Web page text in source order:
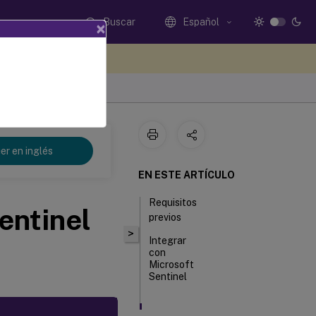
Buscar Español
en inglés
>
EN ESTE ARTÍCULO
Requisitos
previos
Integrar
con
Microsoft
Sentinel
×